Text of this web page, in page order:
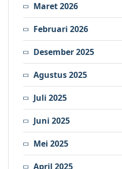
Maret 2026
Februari 2026
Desember 2025
Agustus 2025
Juli 2025
Juni 2025
Mei 2025
April 2025